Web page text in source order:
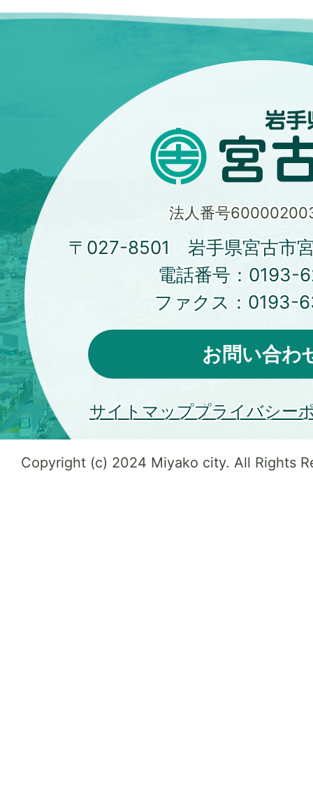
法人番号
〒027-8501 岩手県宮古市
電話番号： 0193-
ファクス： 0193-
お問い合わ
サイトマッププライバシー
Copyright (c) 2024 Miyako city. All Rights